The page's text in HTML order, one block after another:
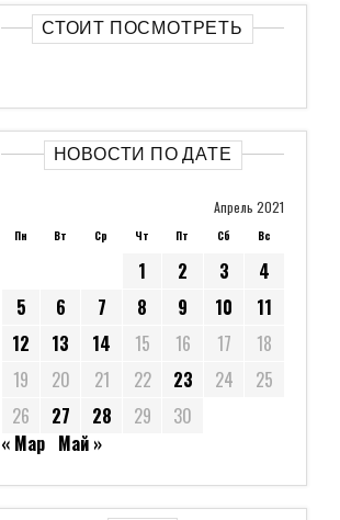
СТОИТ ПОСМОТРЕТЬ
НОВОСТИ ПО ДАТЕ
Апрель 2021
Пн Вт Ср Чт Пт Сб Вс
1 2 3
4
5
6 7 8 9 10
11
12
13 14 15 16 17
18
19
20 21 22 23 24
25
26
27 28 29
30
« Мар Май »